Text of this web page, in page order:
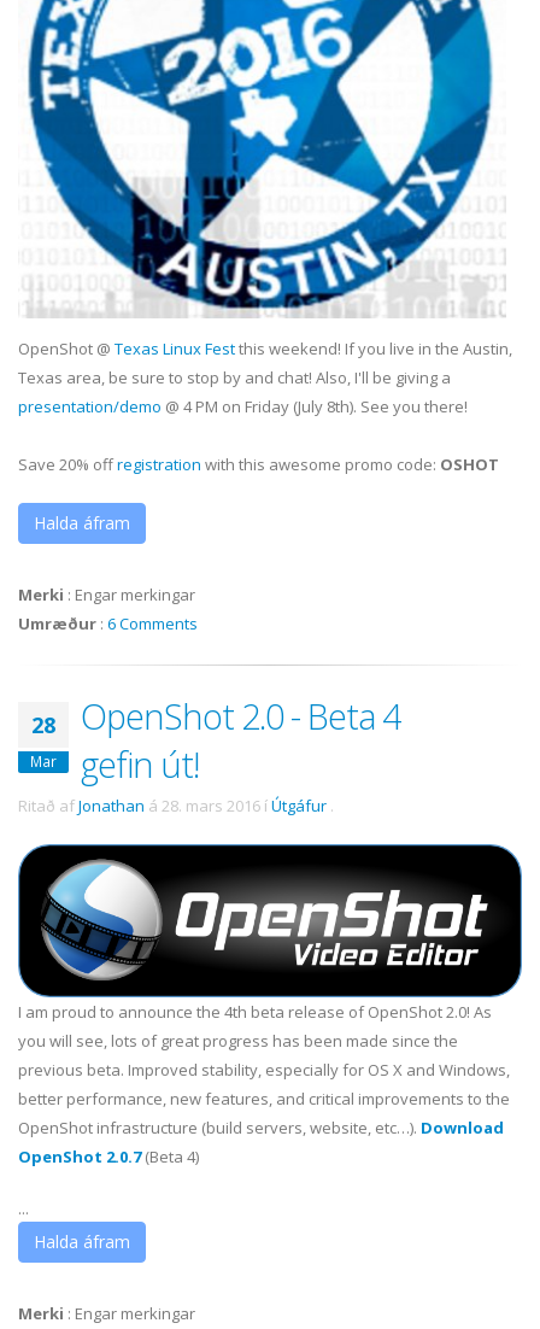
OpenShot @ Texas Linux Festthis weekend! If you live in the Austin,
Texas area, be sure to stop by and chat! Also, I'll be giving a
presentation/demo @ 4 PM on Friday (July 8th). See you there!
Save 20% offregistration with this awesome promo code: OSHOT
Halda áfram
Merki : Engar merkingar
Umræður : 6 Comments
28
Mar
OpenShot 2.0 - Beta 4
gefin út!
Ritað afJonathan á 28. mars 2016 íÚtgáfur .
I am proud to announce the 4th beta release of OpenShot 2.0! As
you will see, lots of great progress has been made since the
previous beta. Improved stability, especially for OS X and Windows,
better performance, new features, and critical improvements to the
OpenShot infrastructure (build servers, website, etc…). Download
OpenShot 2.0.7(Beta 4)
...
Halda áfram
Merki : Engar merkingar